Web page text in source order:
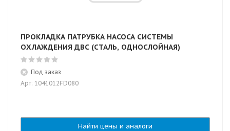
ПРОКЛАДКА ПАТРУБКА НАСОСА СИСТЕМЫ
ОХЛАЖДЕНИЯ ДВС (СТАЛЬ, ОДНОСЛОЙНАЯ)
Под заказ
Арт: 1041012FD080
Найти цены и аналоги